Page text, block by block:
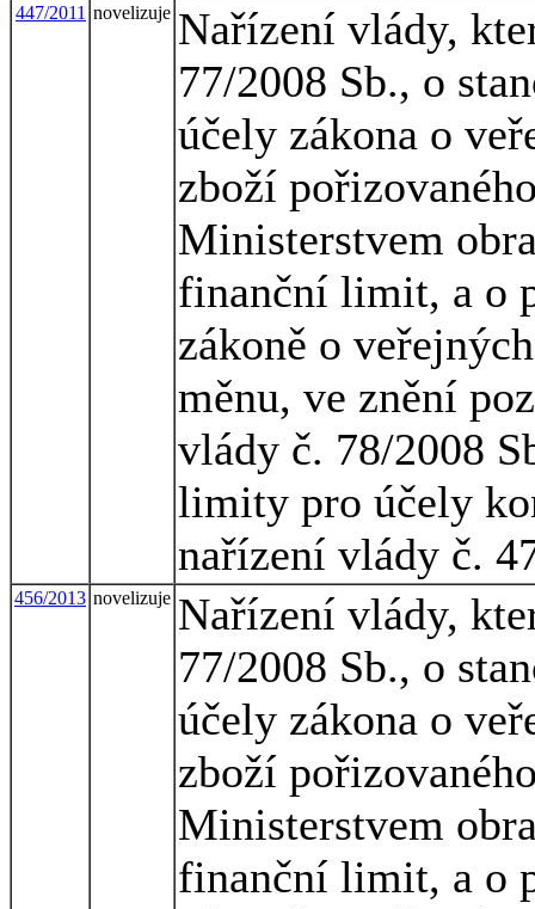
447/2011 novelizuje Nařízení vlády,
77/2008 Sb., o
účely zákona o
zboží
Ministerstvem
finanční limit, a o
zákoně o
měnu, ve znění
vlády č. 78/2008
limity pro účely
nařízení vlády č.
456/2013 novelizuje Nařízení vlády,
77/2008 Sb., o
účely zákona o
zboží
Ministerstvem
finanční limit, a o